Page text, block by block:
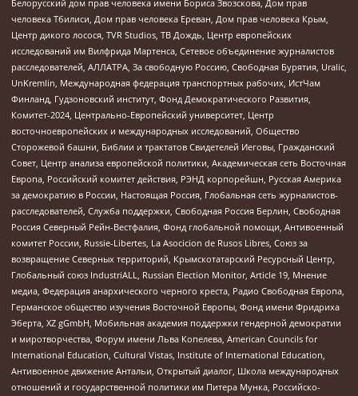
Белорусский дом прав человека имени Бориса Звозскова, Дом прав
человека Тбилиси, Дом прав человека Ереван, Дом прав человека Крым,
Центр дикого лосося, TVR Studios, ТВ Дождь, Центр европейских
исследований им Вилфрида Мартенса, Сетевое объединение журналистов
расследователей, АЛЛАТРА, За свободную Россию, Свободная Бурятия, Uralic,
UnKremlin, Международная федерация транспортных рабочих, ИстЧам
Финланд, Гудзоновский институт, Фонд Демократического Развития,
Комитет-2024, Центрально-Европейский университет, Центр
восточноевропейских и международных исследований, Общество
Сторожевой башни, Библии и трактатов Свидетелей Иеговы, Гражданский
Совет, Центр анализа европейской политики, Академическая сеть Восточная
Европа, Российский комитет действия, РЭНД корпорейшн, Русская Америка
за демократию в России, Настоящая Россия, Глобальная сеть журналистов-
расследователей, Служба поддержки, Свободная Россия Берлин, Свободная
Россия Северный Рейн-Вестфалия, Фонд глобальной помощи, Антивоенный
комитет России, Russie-Libertes, La Asocicion de Rusos Libres, Союз за
возвращение Северных территорий, Крымскотатарский Ресурсный Центр,
Глобальный союз IndustriALL, Russian Election Monitor, Article 19, Мнение
медиа, Федерация анархического черного креста, Радио Свободная Европа,
Германское общество изучения Восточной Европы, Фонд имени Фридриха
Эберта, XZ gGmbH, Мобильная академия поддержки гендерной демократии
и миротворчества, Форум имени Льва Копелева, American Councils for
International Education, Cultural Vistas, Institute of International Education,
Антивоенное движение Антальи, Открытый диалог, Школа международных
отношений и государственной политики им Питера Мунка, Российско-